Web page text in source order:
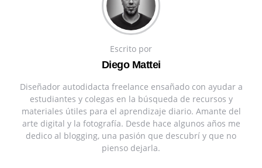
Escrito por
Diego Mattei
Diseñador autodidacta freelance ensañado con ayudar a
estudiantes y colegas en la búsqueda de recursos y
materiales útiles para el aprendizaje diario. Amante del
arte digital y la fotografía. Desde hace algunos años me
dedico al blogging, una pasión que descubrí y que no
pienso dejarla.